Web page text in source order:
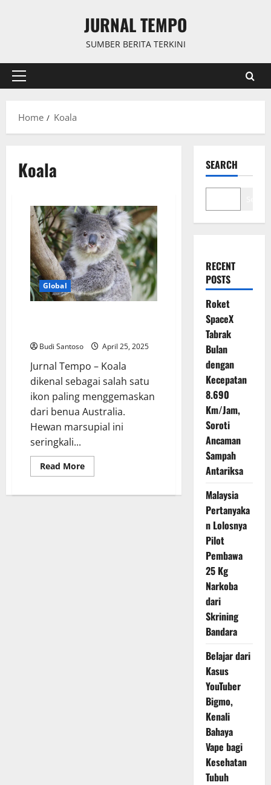
JURNAL TEMPO
SUMBER BERITA TERKINI
Primary
Home
Koala
Koala
Global
Budi Santoso April 25, 2025
Jurnal Tempo – Koala
dikenal sebagai salah satu
ikon paling menggemaskan
dari benua Australia.
Hewan marsupial ini
seringkali...
Read MoreRead
more
SEARCH
RECENT
POSTS
Roket
SpaceX
Tabrak
Bulan
dengan
Kecepatan
8.690
Km/Jam,
Soroti
Ancaman
Sampah
Antariksa
Malaysia
Pertanyaka
n Lolosnya
Pilot
Pembawa
25 Kg
Narkoba
dari
Skrining
Bandara
Belajar dari
Kasus
YouTuber
Bigmo,
Kenali
Bahaya
Vape bagi
Kesehatan
Tubuh